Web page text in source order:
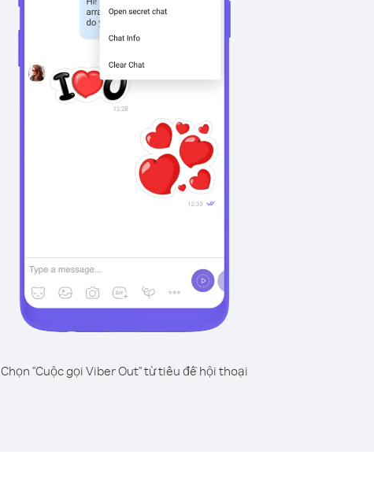
Chọn "Cuộc gọi Viber Out" từ tiêu đề hội thoại